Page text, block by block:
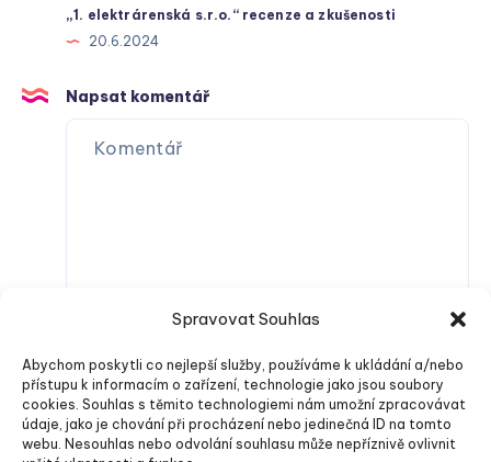
Spravovat Souhlas
Abychom poskytli co nejlepší služby, používáme k ukládání a/nebo
přístupu k informacím o zařízení, technologie jako jsou soubory
cookies. Souhlas s těmito technologiemi nám umožní zpracovávat
údaje, jako je chování při procházení nebo jedinečná ID na tomto
webu. Nesouhlas nebo odvolání souhlasu může nepříznivě ovlivnit
„1. elektrárenská s.r.o.“ recenze a zkušenosti
20.6.2024
Napsat komentář